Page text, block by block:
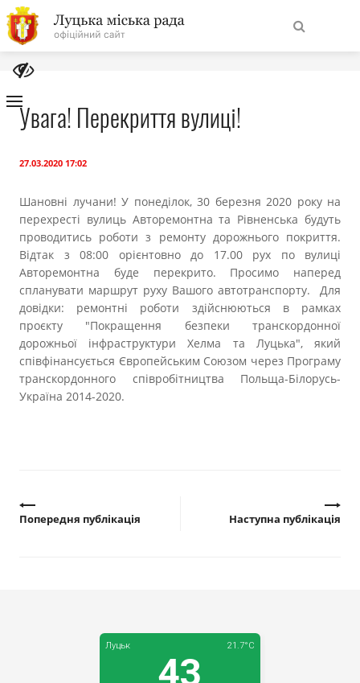
На
головну
Міська влада
Міська рада
Бюджет
Публічна інформація
Прозорість влади
Увага! Перекриття вулиці!
27.03.2020 17:02
Шановні лучани! У понеділок, 30 березня 2020 року на
перехресті вулиць Авторемонтна та Рівненська будуть
проводитись роботи з ремонту дорожнього покриття.
Відтак з 08:00 орієнтовно до 17.00 рух по вулиці
Авторемонтна буде перекрито. Просимо наперед
спланувати маршрут руху Вашого автотранспорту. Для
довідки: ремонтні роботи здійснюються в рамках
проєкту "Покращення безпеки транскордонної
дорожньої інфраструктури Хелма та Луцька", який
співфінансується Європейським Союзом через Програму
транскордонного співробітництва Польща-Білорусь-
Україна 2014-2020.
Попередня публікація Наступна публікація